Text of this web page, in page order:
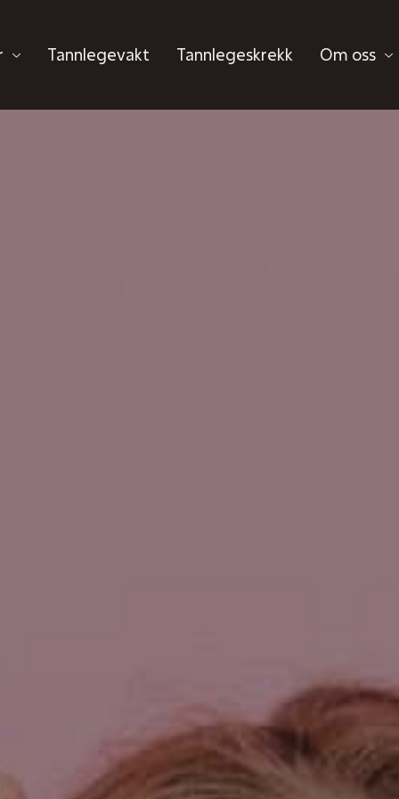
Tannlegevakt Tannlegeskrekk Om oss